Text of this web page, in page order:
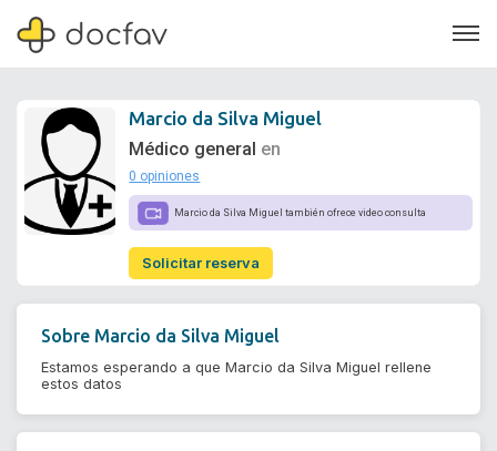
Soporte
Quiénes somos
¿Eres un doctor?
Marcio da Silva Miguel
Médico general en
0 opiniones
Marcio da Silva Miguel también ofrece video consulta
Solicitar reserva
Sobre Marcio da Silva Miguel
Estamos esperando a que Marcio da Silva Miguel rellene
estos datos